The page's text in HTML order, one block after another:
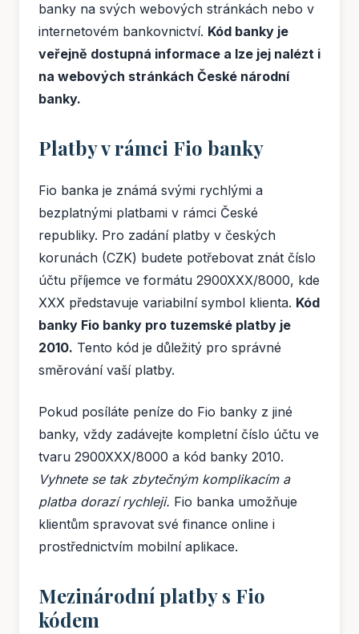
banky na svých webových stránkách nebo v
internetovém bankovnictví. Kód banky je
veřejně dostupná informace a lze jej nalézt i
na webových stránkách České národní
banky.
Platby v rámci Fio banky
Fio banka je známá svými rychlými a
bezplatnými platbami v rámci České
republiky. Pro zadání platby v českých
korunách (CZK) budete potřebovat znát číslo
účtu příjemce ve formátu 2900XXX/8000, kde
XXX představuje variabilní symbol klienta. Kód
banky Fio banky pro tuzemské platby je
2010. Tento kód je důležitý pro správné
směrování vaší platby.
Pokud posíláte peníze do Fio banky z jiné
banky, vždy zadávejte kompletní číslo účtu ve
tvaru 2900XXX/8000 a kód banky 2010.
Vyhnete se tak zbytečným komplikacím a
platba dorazí rychleji. Fio banka umožňuje
klientům spravovat své finance online i
prostřednictvím mobilní aplikace.
Mezinárodní platby s Fio
kódem